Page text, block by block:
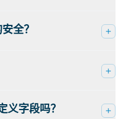
全？
义字段吗？